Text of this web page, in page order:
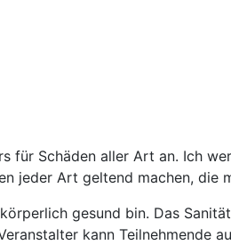
für Schäden aller Art an. Ich
jeder Art geltend machen, die
gesund bin. Das
kann Teilnehmende